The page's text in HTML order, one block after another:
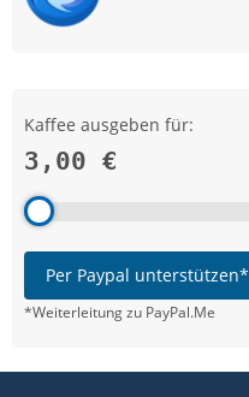
Kaffee ausgeben für:
3,00 €
Per Paypal unterstützen*
*Weiterleitung zu PayPal.Me